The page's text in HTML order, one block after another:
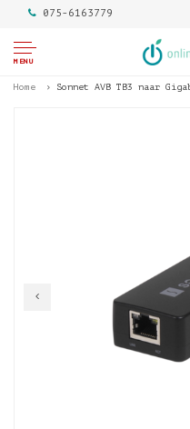
075-6163779
MENU
Home Sonnet AVB TB3 naar